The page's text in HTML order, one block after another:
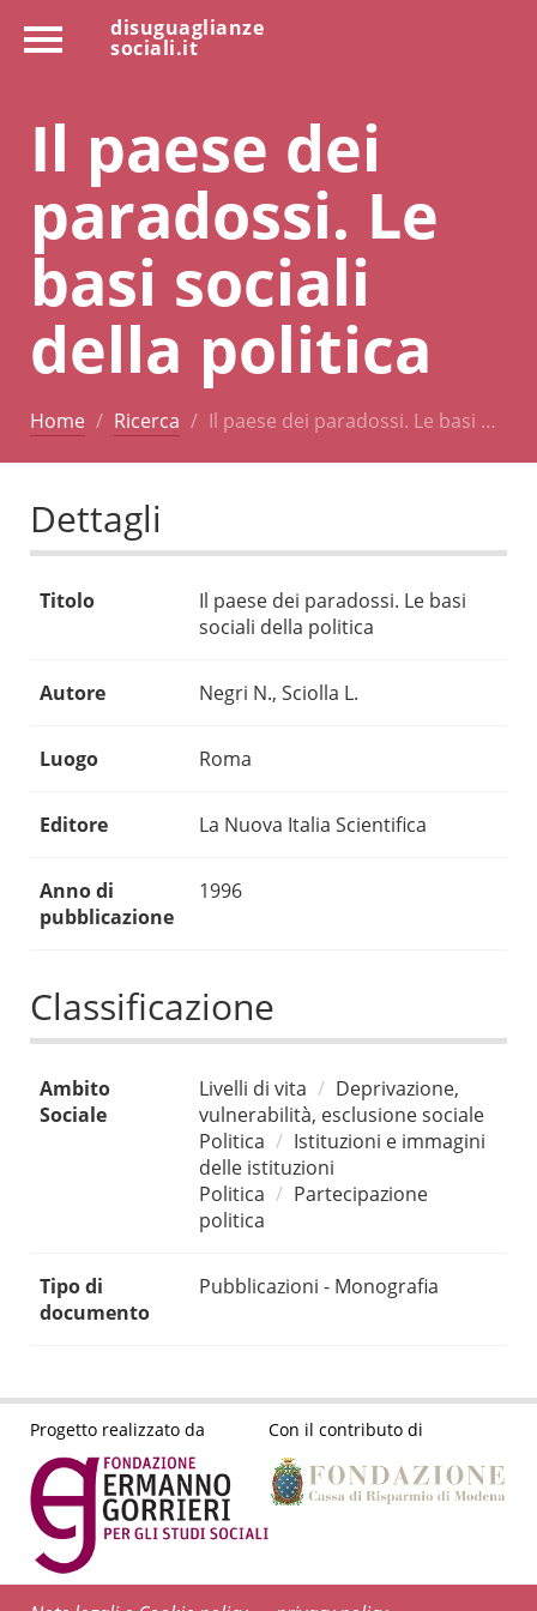
disuguaglianze
sociali.it
Il paese dei
paradossi. Le
basi sociali
della politica
Home Ricerca Il paese dei paradossi. Le basi …
Dettagli
Titolo
Il paese dei paradossi. Le basi
sociali della politica
Autore Negri N., Sciolla L.
Luogo Roma
Editore La Nuova Italia Scientifica
Anno di
pubblicazione
1996
Classificazione
Ambito
Sociale
Livelli di vita
Deprivazione,
vulnerabilità, esclusione sociale
Politica
Istituzioni e immagini
delle istituzioni
Politica
Partecipazione
politica
Tipo di
documento
Pubblicazioni - Monografia
Progetto realizzato da Con il contributo di